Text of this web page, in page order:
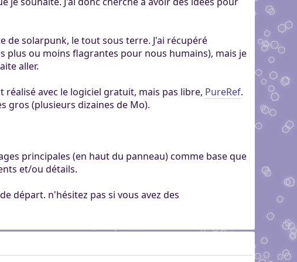
de solarpunk, le tout sous terre. J'ai récupéré
plus ou moins flagrantes pour nous humains), mais je
aller.
avec le logiciel gratuit, mais pas libre, PureRef.
gros (plusieurs dizaines de Mo).
principales (en haut du panneau) comme base que
et/ou détails.
départ. n'hésitez pas si vous avez des